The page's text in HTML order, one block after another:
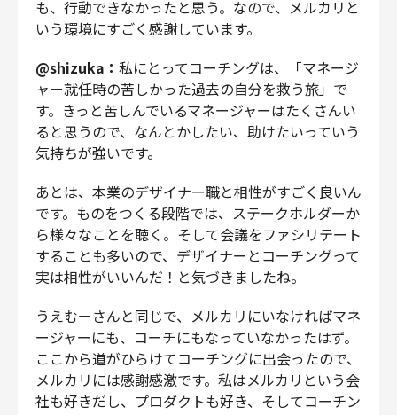
も、行動できなかったと思う。なので、メルカリと
いう環境にすごく感謝しています。
@shizuka： 私にとってコーチングは、「マネージ
ャー就任時の苦しかった過去の自分を救う旅」で
す。きっと苦しんでいるマネージャーはたくさんい
ると思うので、なんとかしたい、助けたいっていう
気持ちが強いです。
あとは、本業のデザイナー職と相性がすごく良いん
です。ものをつくる段階では、ステークホルダーか
ら様々なことを聴く。そして会議をファシリテート
することも多いので、デザイナーとコーチングって
実は相性がいいんだ！と気づきましたね。
うえむーさんと同じで、メルカリにいなければマネ
ージャーにも、コーチにもなっていなかったはず。
ここから道がひらけてコーチングに出会ったので、
メルカリには感謝感激です。私はメルカリという会
社も好きだし、プロダクトも好き、そしてコーチン